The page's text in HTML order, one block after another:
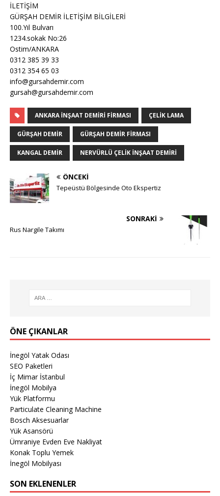
İLETİŞİM
GÜRŞAH DEMİR İLETİŞİM BİLGİLERİ
100.Yıl Bulvarı
1234.sokak No:26
Ostim/ANKARA
0312 385 39 33
0312 354 65 03
info@gursahdemir.com
gursah@gursahdemir.com
ANKARA İNŞAAT DEMIRI FIRMASI ÇELIK LAMA
GÜRŞAH DEMIR GÜRŞAH DEMIR FIRMASI
KANGAL DEMIR NERVÜRLÜ ÇELIK İNŞAAT DEMIRI
ÖNCEKI
Tepeüstü Bölgesinde Oto Ekspertiz
SONRAKI
Rus Nargile Takımı
ÖNE ÇIKANLAR
İnegöl Yatak Odası
SEO Paketleri
İç Mimar İstanbul
İnegöl Mobilya
Yük Platformu
Particulate Cleaning Machine
Bosch Aksesuarlar
Yük Asansörü
Ümraniye Evden Eve Nakliyat
Konak Toplu Yemek
İnegöl Mobilyası
SON EKLENENLER